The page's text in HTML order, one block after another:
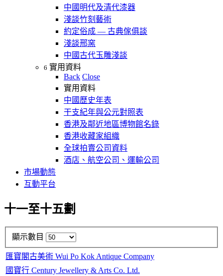
中國明代及清代漆器
淺談竹刻藝術
約定俗成 — 古典傢俱談
淺談邢窯
中國古代玉雕淺談
6 實用資料
Back Close
實用資料
中國歷史年表
干支紀年與公元對照表
香港及鄰近地區博物館名錄
香港收藏家組織
全球拍賣公司資料
酒店、航空公司、運輸公司
市場動態
互動平台
十一至十五劃
顯示數目
匯寶閣古美術 Wui Po Kok Antique Company
國寶行 Century Jewellery & Arts Co. Ltd.